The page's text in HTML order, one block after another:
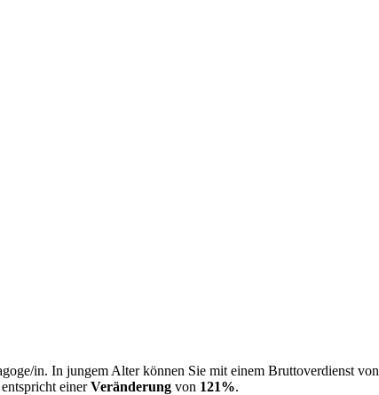
in. In jungem Alter können Sie mit einem Bruttoverdienst von
einerVeränderung von 121%.